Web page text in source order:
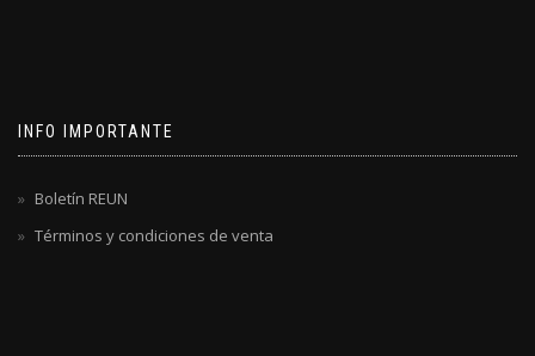
INFO IMPORTANTE
Boletín REUN
Términos y condiciones de venta